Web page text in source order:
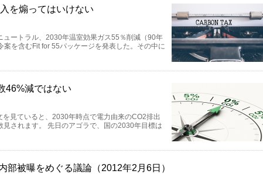
を煽ってはいけない
ートラル、2030年温室効果ガス55％削減（90年
を含むFit for 55パッケージを発表した。その中に
46%減ではない
見ていると、2030年時点で電力由来のCO2排出
されます。 先日のアゴラで、国の2030年目標は
被曝をめぐる議論（2012年2月6日）